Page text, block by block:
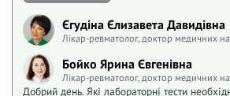
Єгудіна Єлизавета Давидівна
Лікар-ревматолог, доктор медичних
Бойко Ярина Євгенівна
Лікар-ревматолог, доктор медичних
Добрий день. Які лабораторні тести